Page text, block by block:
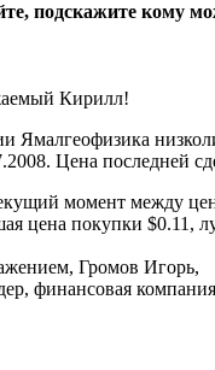
подскажите кому
Кирилл!
Ямалгеофизика
Цена последней
момент между
цена покупки $0.11,
Громов Игорь,
финансовая